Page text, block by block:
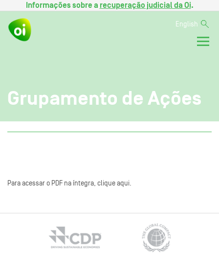
Informações sobre a recuperação judicial da Oi.
English
Grupamento de Ações
Para acessar o PDF na íntegra, clique aqui.